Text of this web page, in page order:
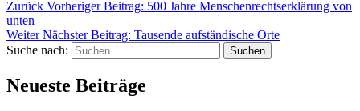
Zurück Vorheriger Beitrag: 500 Jahre Menschenrechtserklärung von
unten
Weiter Nächster Beitrag: Tausende aufständische Orte
Suche nach:
Suchen
Neueste Beiträge